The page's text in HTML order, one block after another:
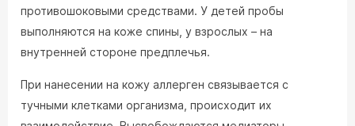
противошоковыми средствами. У детей пробы
выполняются на коже спины, у взрослых – на
внутренней стороне предплечья.
При нанесении на кожу аллерген связывается с
тучными клетками организма, происходит их